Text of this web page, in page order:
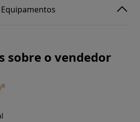
sobre o vendedor